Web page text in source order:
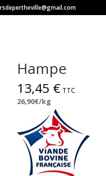
Hampe
13,45 €
26,90€/kg